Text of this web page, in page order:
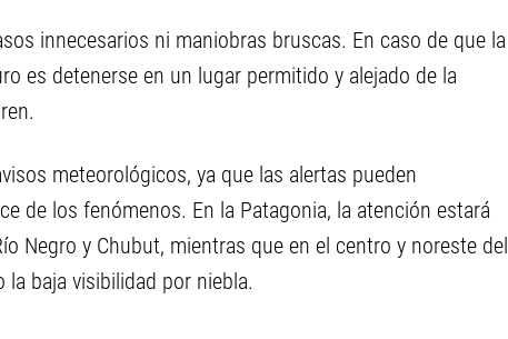
innecesarios ni maniobras bruscas. En caso de que la
es detenerse en un lugar permitido y alejado de la
meteorológicos, ya que las alertas pueden
de los fenómenos. En la Patagonia, la atención estará
Negro y Chubut, mientras que en el centro y noreste del
baja visibilidad por niebla.